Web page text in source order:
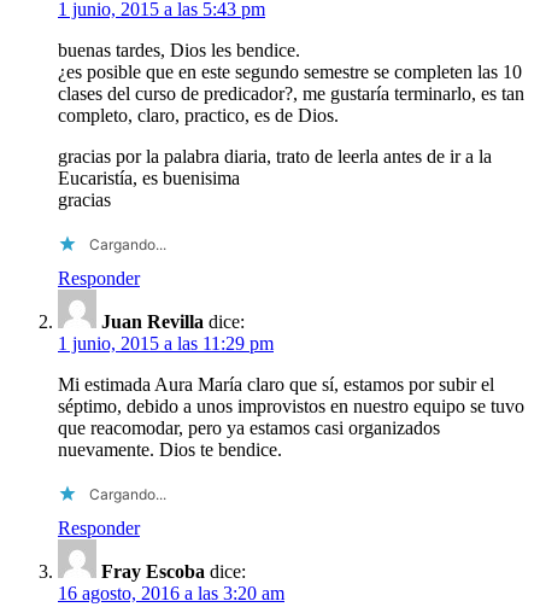
1 junio, 2015 a las 5:43 pm
buenas tardes, Dios les bendice.
¿es posible que en este segundo semestre se completen las 10
clases del curso de predicador?, me gustaría terminarlo, es tan
completo, claro, practico, es de Dios.
gracias por la palabra diaria, trato de leerla antes de ir a la
Eucaristía, es buenisima
gracias
Cargando...
Responder
Juan Revilla dice:
1 junio, 2015 a las 11:29 pm
Mi estimada Aura María claro que sí, estamos por subir el
séptimo, debido a unos improvistos en nuestro equipo se tuvo
que reacomodar, pero ya estamos casi organizados
nuevamente. Dios te bendice.
Cargando...
Responder
Fray Escoba dice:
16 agosto, 2016 a las 3:20 am